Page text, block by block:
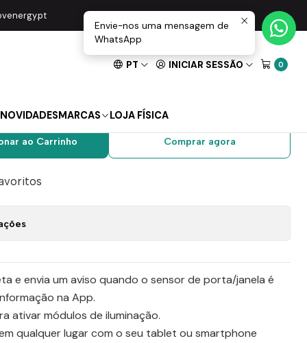
PT INICIAR SESSÃO 0
NOVIDADESMARCAS LOJA FÍSICA
Wifi
Magnético ZigBee
ao Carrinho Comprar agora
e envia um aviso quando o sensor de porta/janela é
na App.
ativar módulos de iluminação.
qualquer lugar com o seu tablet ou smartphone
Envie-nos uma mensagem de
WhatsApp